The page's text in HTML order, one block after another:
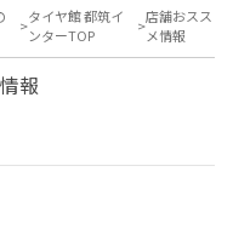
タイヤ館 都筑イ
ンターTOP
店舗おスス
メ情報
報